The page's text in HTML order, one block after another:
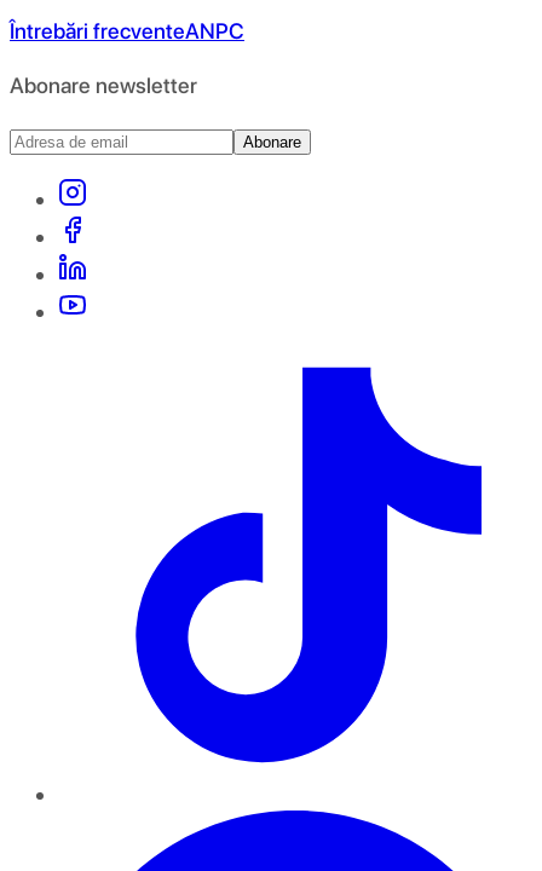
Întrebări frecventeANPC
Abonare newsletter
Abonare